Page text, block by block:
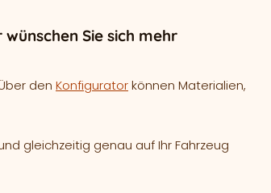
Sie sich mehr
den Konfiguratorkönnen Materialien,
gleichzeitig genau auf Ihr Fahrzeug